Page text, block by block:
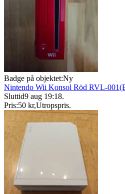
Badge på objektet:Ny
Nintendo Wii Konsol Röd RVL-
Sluttid9 aug 19:18.
Pris:50 kr,Utropspris.